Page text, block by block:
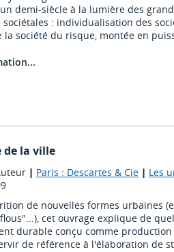
demi-siècle à la lumière des
: individualisation des
la société du risque, montée en
de la ville
| Paris : Descartes & Cie| Les
de nouvelles formes urbaines
cet ouvrage explique de
durable conçu comme
de référence à l'élaboration de